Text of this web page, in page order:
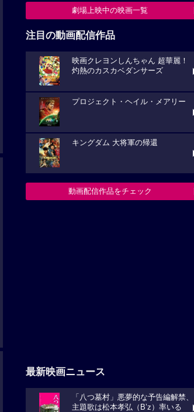
劇場上映中の映画一覧
注目の動画配信作品
映画クレヨンしんちゃん 超華麗！
灼熱のカスカベダンサーズ
プロジェクト・ヘイル・メアリー
キングダム 大将軍の帰還
動画配信作品をチェック
最新映画ニュース
「八つ墓村」悪夢的な予告編解禁、
主題歌は松本孝弘（B’z）率いる